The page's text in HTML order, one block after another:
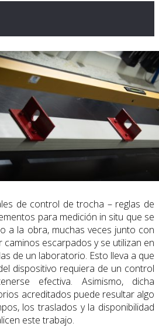
de control de trocha – reglas de
para medición in situ que se
a la obra, muchas veces junto con
caminos escarpados y se utilizan en
de un laboratorio. Esto lleva a que
dispositivo requiera de un control
efectiva. Asimismo, dicha
acreditados puede resultar algo
los traslados y la disponibilidad
este trabajo.